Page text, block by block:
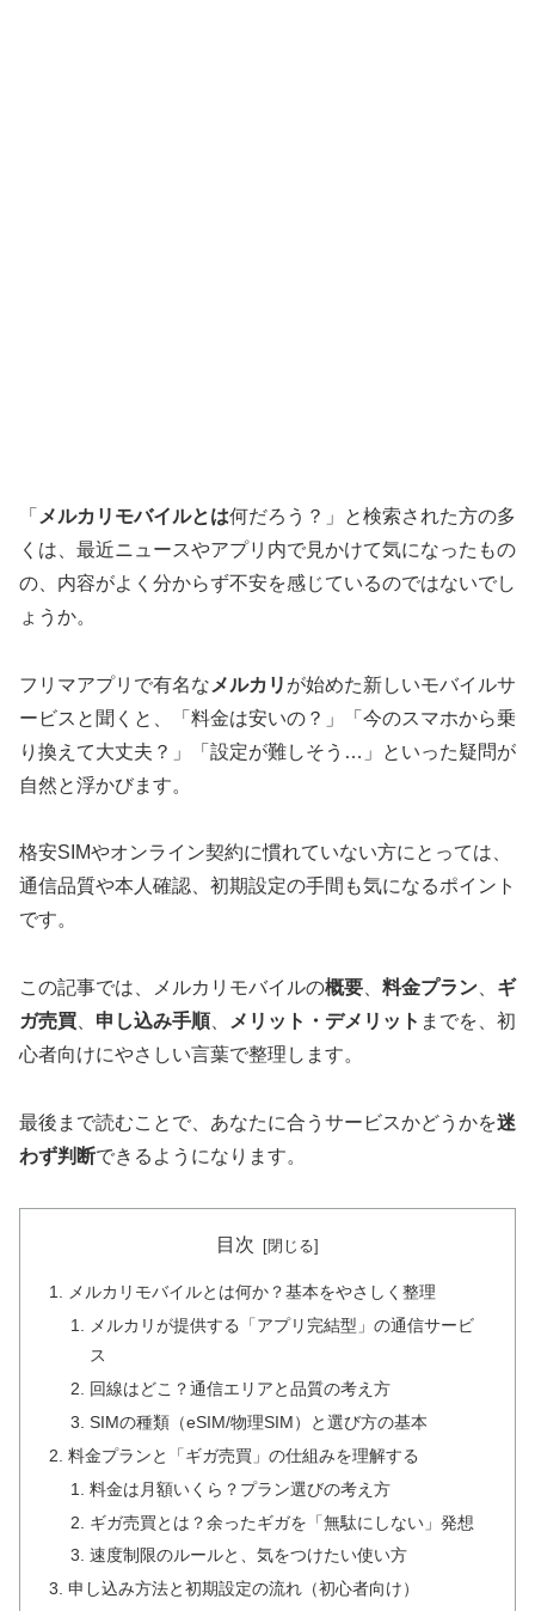
「 メルカリモバイルとは何だろう？」と検索された方の多
くは、最近ニュースやアプリ内で見かけて気になったもの
の、内容がよく分からず不安を感じているのではないでし
ょうか。
フリマアプリで有名な メルカリ が始めた新しいモバイルサ
ービスと聞くと、「料金は安いの？」「今のスマホから乗
り換えて大丈夫？」「設定が難しそう…」といった疑問が
自然と浮かびます。
格安SIMやオンライン契約に慣れていない方にとっては、
通信品質や本人確認、初期設定の手間も気になるポイント
です。
この記事では、メルカリモバイルの概要 料金プラン
ギ
ガ売買
申し込み手順、 メリット・デメリット までを、初
心者向けにやさしい言葉で整理します。
最後まで読むことで、あなたに合うサービスかどうかを迷
わず判断できるようになります。
目次
メルカリモバイルとは何か？基本をやさしく整理
メルカリが提供する「アプリ完結型」の通信サービ
ス
回線はどこ？通信エリアと品質の考え方
SIMの種類（eSIM/物理SIM）と選び方の基本
料金プランと「ギガ売買」の仕組みを理解する
料金は月額いくら？プラン選びの考え方
ギガ売買とは？余ったギガを「無駄にしない」発想
速度制限のルールと、気をつけたい使い方
申し込み方法と初期設定の流れ（初心者向け）